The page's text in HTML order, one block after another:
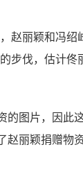
赵丽颖和冯绍
步伐，估计佟
的图片，因此
赵丽颖捐赠物